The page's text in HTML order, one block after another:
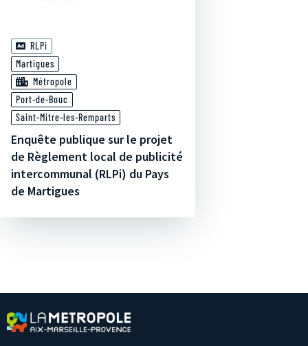
RLPi
Martigues
Métropole
Port-de-Bouc
Saint-Mitre-les-Remparts
Enquête publique sur le projet
de Règlement local de publicité
intercommunal (RLPi) du Pays
de Martigues